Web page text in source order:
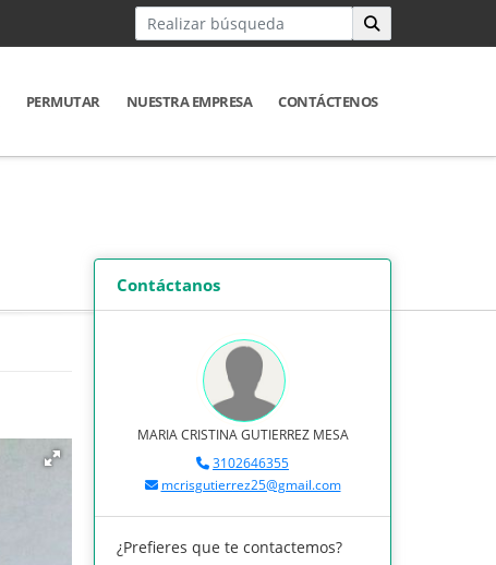
PERMUTAR NUESTRA EMPRESA CONTÁCTENOS
Contáctanos
MARIA CRISTINA GUTIERREZ MESA
3102646355
mcrisgutierrez25@gmail.com
¿Prefieres que te contactemos?